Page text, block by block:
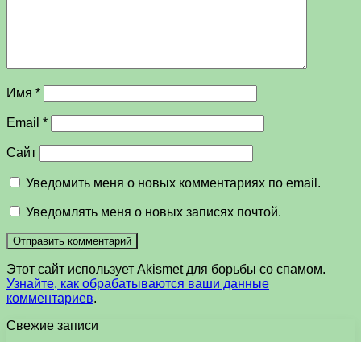
Имя *
Email *
Сайт
Уведомить меня о новых комментариях по email.
Уведомлять меня о новых записях почтой.
Этот сайт использует Akismet для борьбы со спамом.
Узнайте, как обрабатываются ваши данные
комментариев.
Свежие записи